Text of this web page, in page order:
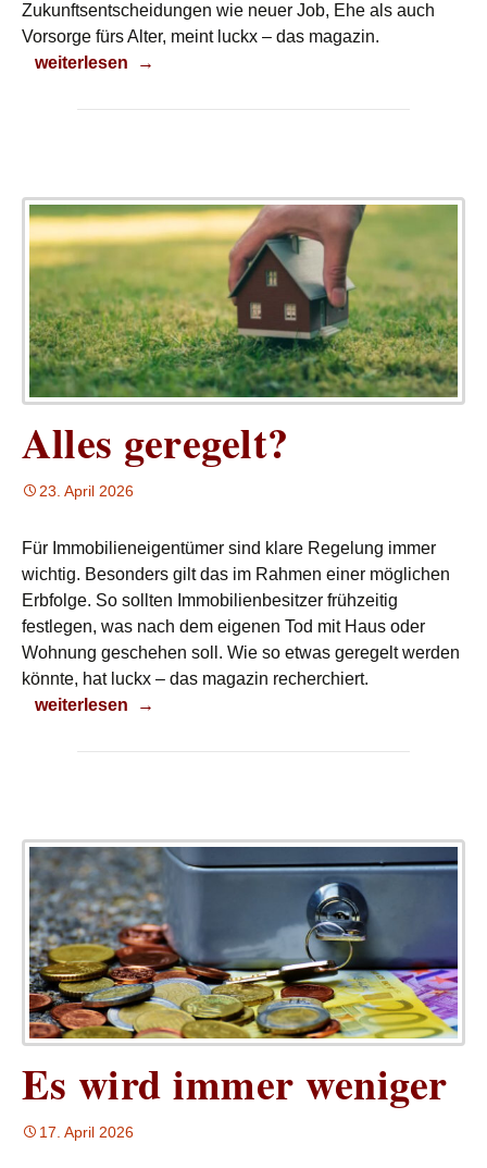
Zukunftsentscheidungen wie neuer Job, Ehe als auch
Vorsorge fürs Alter, meint luckx – das magazin.
Aufschieben bringt nur Nachteile
weiterlesen →
Alles geregelt?
23. April 2026
Für Immobilieneigentümer sind klare Regelung immer
wichtig. Besonders gilt das im Rahmen einer möglichen
Erbfolge. So sollten Immobilienbesitzer frühzeitig
festlegen, was nach dem eigenen Tod mit Haus oder
Wohnung geschehen soll. Wie so etwas geregelt werden
könnte, hat luckx – das magazin recherchiert.
Alles geregelt?
weiterlesen →
Es wird immer weniger
17. April 2026